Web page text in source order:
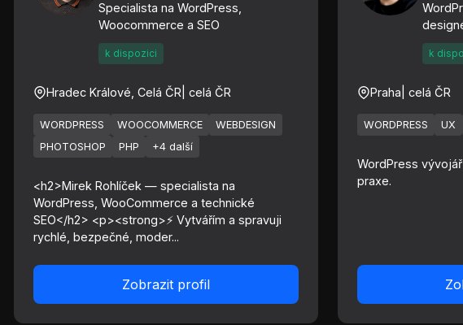
Specialista na WordPress,
Woocommerce a SEO
k dispozici
Hradec Králové, Celá ČR | celá ČR
WORDPRESS WOOCOMMERCE
WEBDESIGN
PHOTOSHOP
PHP +4 další
<h2>Mirek Rohlíček — specialista na
WordPress, WooCommerce a technické
SEO</h2> <p><strong>⚡ Vytvářím a spravuji
rychlé, bezpečné, moder...
Zobrazit profil
k
Praha | celá ČR
WORDPRESS UX
WordPress
praxe.